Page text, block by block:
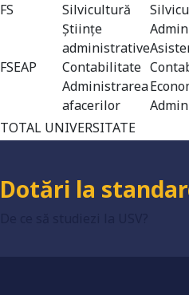
FS
Silvicultură
FSEAP
Științe
administrative
Contabilitate
Administrarea
afacerilor
TOTAL UNIVERSITATE
Universitate
Grad de
Dotări la